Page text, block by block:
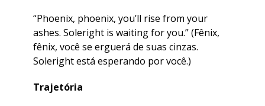
“Phoenix, phoenix, you’ll rise from your
ashes. Soleright is waiting for you.”(Fênix,
fênix, você se erguerá de suas cinzas.
Soleright está esperando por você.)
Trajetória